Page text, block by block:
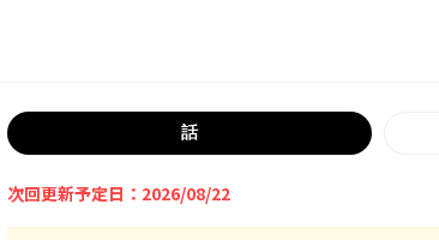
話
次回更新予定日：2026/08/22